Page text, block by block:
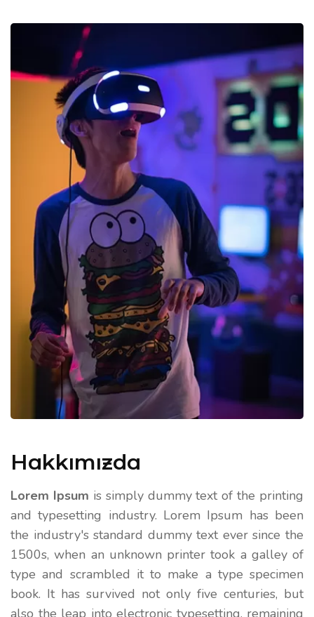
Hakkımızda
Lorem Ipsum is simply dummy text of the printing
and typesetting industry. Lorem Ipsum has been
the industry's standard dummy text ever since the
1500s, when an unknown printer took a galley of
type and scrambled it to make a type specimen
book. It has survived not only five centuries, but